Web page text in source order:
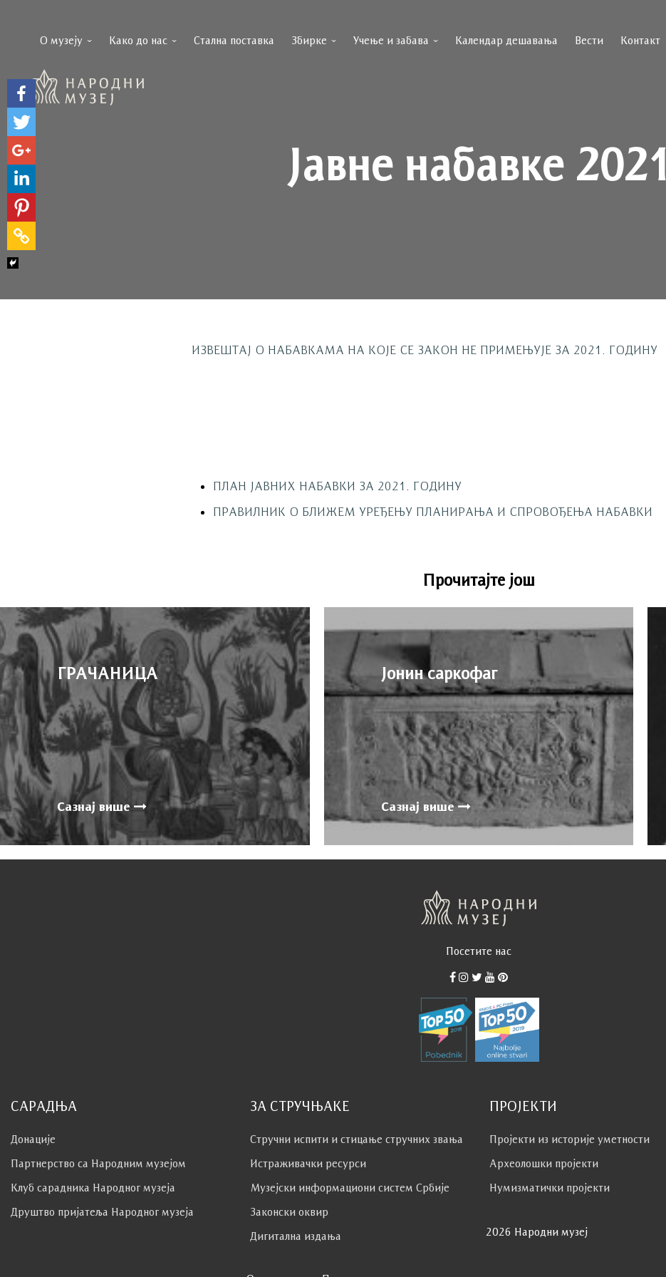
О музеју Како до нас Стална поставка Збирке Учење и забава Календар дешавања Вести Контакт
Јавне набавке 2021
ИЗВЕШТАЈ О НАБАВКАМА НА КОЈЕ СЕ ЗАКОН НЕ ПРИМЕЊУЈЕ ЗА 2021. ГОДИНУ
ПЛАН ЈАВНИХ НАБАВКИ ЗА 2021. ГОДИНУ
ПРАВИЛНИК О БЛИЖЕМ УРЕЂЕЊУ ПЛАНИРАЊА И СПРОВОЂЕЊА НАБАВКИ
Прочитајте још
ГРАЧАНИЦА
Сазнај више
Јонин cаркофаг
Сазнај више
Посетите нас
САРАДЊА
Донације
Партнерство са Народним музејoм
Клуб сaрaдникa Народног музеја
Друштво пријатеља Народног музеја
ЗА СТРУЧЊАКЕ
Стручни испити и стицање стручних звања
Истраживачки ресурси
Музејски информациони систем Србије
Законски оквир
Дигитална издања
ПРОЈЕКТИ
Пројекти из историје уметности
Археолошки пројекти
Нумизматички пројекти
2026 Народни музеј